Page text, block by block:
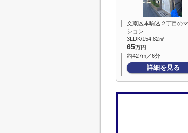
文京区本駒込２丁目の
ション
3LDK/154.82㎡
65万円
約427m／6分
詳細を見る